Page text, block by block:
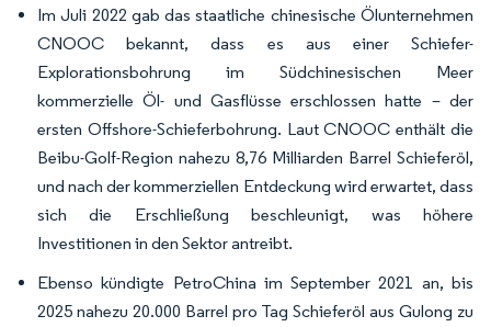
Im Juli 2022 gab das staatliche chinesische Ölunternehmen
CNOOC bekannt, dass es aus einer Schiefer-
Explorationsbohrung im Südchinesischen Meer
kommerzielle Öl- und Gasflüsse erschlossen hatte – der
ersten Offshore-Schieferbohrung. Laut CNOOC enthält die
Beibu-Golf-Region nahezu 8,76 Milliarden Barrel Schieferöl,
und nach der kommerziellen Entdeckung wird erwartet, dass
sich die Erschließung beschleunigt, was höhere
Investitionen in den Sektor antreibt.
Ebenso kündigte PetroChina im September 2021 an, bis
2025 nahezu 20.000 Barrel pro Tag Schieferöl aus Gulong zu